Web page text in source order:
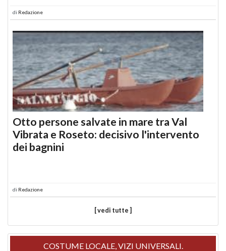
di Redazione
Otto persone salvate in mare tra Val
Vibrata e Roseto: decisivo l'intervento
dei bagnini
di Redazione
[ vedi tutte ]
COSTUME LOCALE, VIZI UNIVERSALI.